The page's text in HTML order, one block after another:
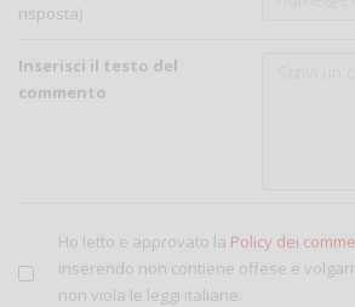
risposta)
Inserisci il testo del
commento
Ho letto e approvato la Policy dei
inserendo non contiene offese e
non viola le leggi italiane.